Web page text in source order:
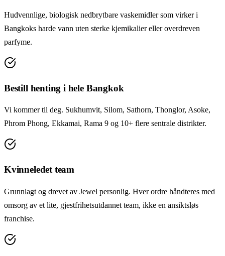
Hudvennlige, biologisk nedbrytbare vaskemidler som virker i
Bangkoks harde vann uten sterke kjemikalier eller overdreven
parfyme.
Bestill henting i hele Bangkok
Vi kommer til deg. Sukhumvit, Silom, Sathorn, Thonglor, Asoke,
Phrom Phong, Ekkamai, Rama 9 og 10+ flere sentrale distrikter.
Kvinneledet team
Grunnlagt og drevet av Jewel personlig. Hver ordre håndteres med
omsorg av et lite, gjestfrihetsutdannet team, ikke en ansiktsløs
franchise.